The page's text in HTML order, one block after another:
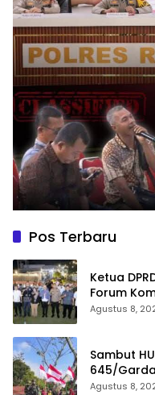
Pos Terbaru
Ketua
Forum
Bersama
Agustus 8,
Sambut
645/
Kibarkan
Agustus 8,